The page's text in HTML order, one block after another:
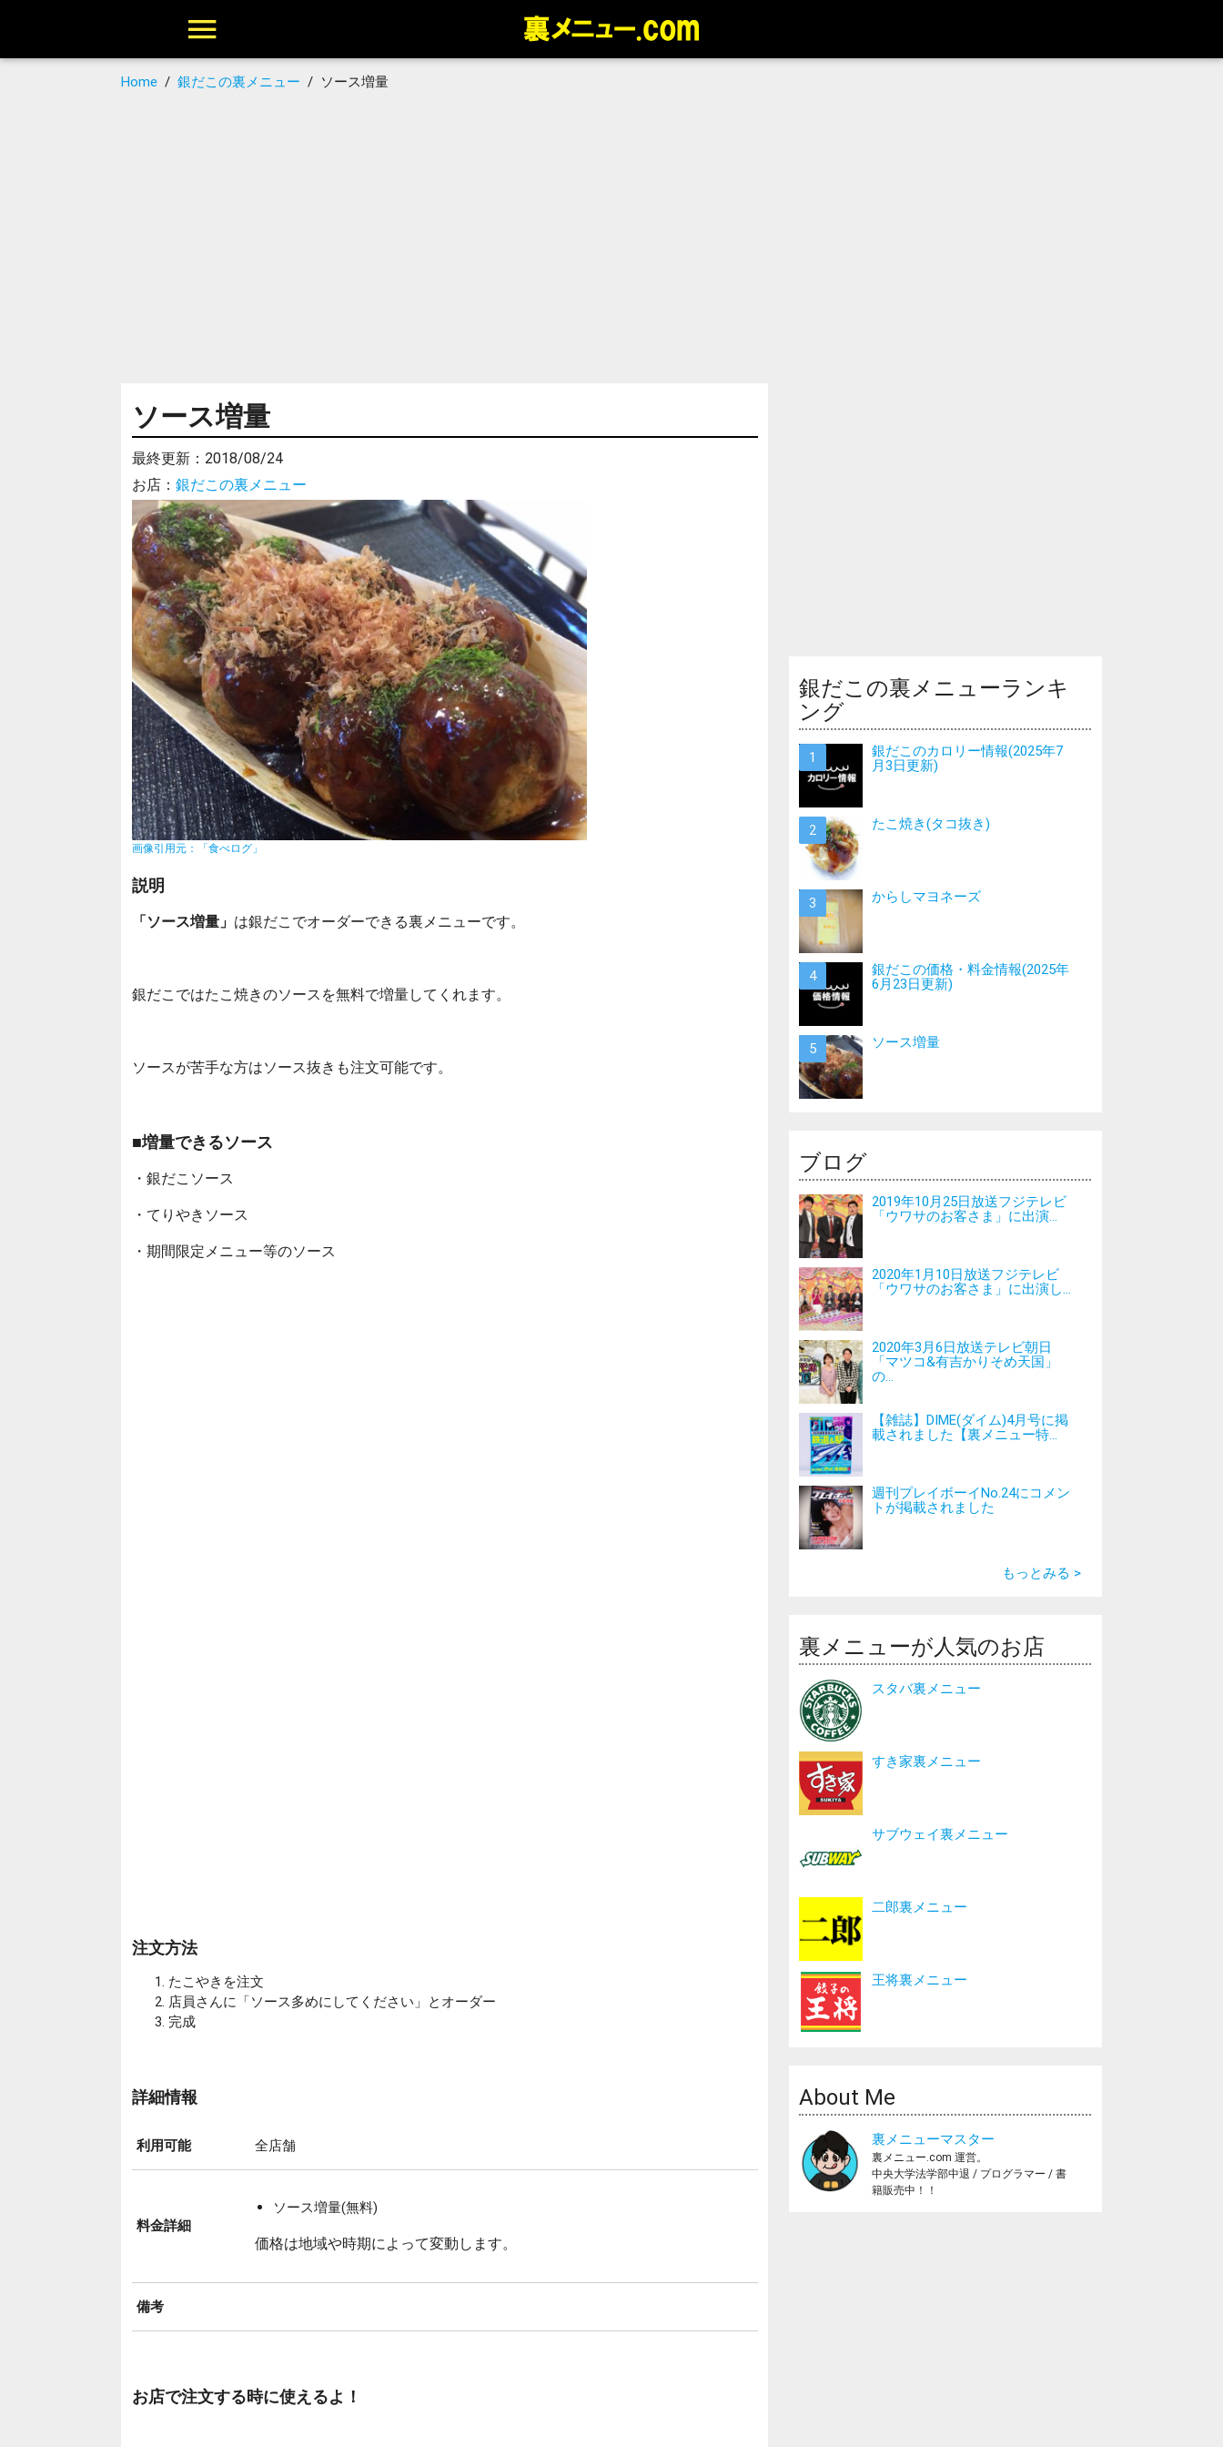
Home /銀だこの裏メニュー / ソース増量
ソース増量
最終更新： 2018/08/24
お店： 銀だこの裏メニュー
画像引用元：「食べログ」
説明
「ソース増量」 は銀だこでオーダーできる裏メニューです。
銀だこではたこ焼きのソースを無料で増量してくれます。
ソースが苦手な方はソース抜きも注文可能です。
■増量できるソース
・銀だこソース
・てりやきソース
・期間限定メニュー等のソース
注文方法
たこやきを注文
店員さんに「ソース多めにしてください」とオーダー
完成
詳細情報
利用可能 全店舗
料金詳細
ソース増量(無料)
価格は地域や時期によって変動します。
備考
お店で注文する時に使えるよ！
銀だこの裏メニューランキ
ング
銀だこのカロリー情報(2025年7
月3日更新)
たこ焼き(タコ抜き)
からしマヨネーズ
銀だこの価格・料金情報(2025年
6月23日更新)
ソース増量
ブログ
2019年10月25日放送フジテレビ
「ウワサのお客さま」に出演...
2020年1月10日放送フジテレビ
「ウワサのお客さま」に出演し...
2020年3月6日放送テレビ朝日
「マツコ&有吉かりそめ天国」
の...
【雑誌】DIME(ダイム)4月号に掲
載されました【裏メニュー特...
週刊プレイボーイNo.24にコメン
トが掲載されました
もっとみる >
裏メニューが人気のお店
スタバ裏メニュー
すき家裏メニュー
サブウェイ裏メニュー
二郎裏メニュー
王将裏メニュー
About Me
裏メニューマスター
裏メニュー.com 運営。
中央大学法学部中退 / プログラマー / 書
籍販売中！！